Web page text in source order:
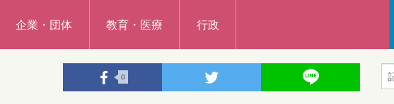
企業・団体 教育・医療 行政
0